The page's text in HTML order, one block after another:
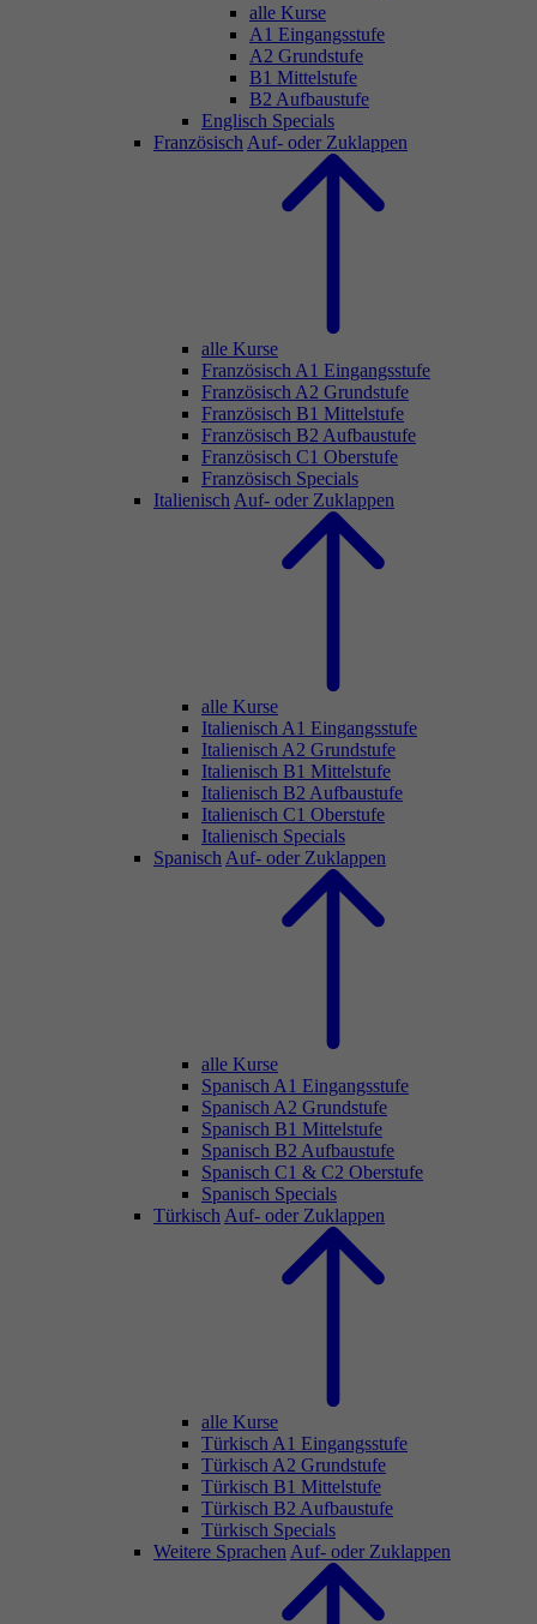
alle Kurse
A1 Eingangsstufe
A2 Grundstufe
B1 Mittelstufe
B2 Aufbaustufe
Englisch Specials
Französisch Auf- oder Zuklappen
alle Kurse
Französisch A1 Eingangsstufe
Französisch A2 Grundstufe
Französisch B1 Mittelstufe
Französisch B2 Aufbaustufe
Französisch C1 Oberstufe
Französisch Specials
Italienisch Auf- oder Zuklappen
alle Kurse
Italienisch A1 Eingangsstufe
Italienisch A2 Grundstufe
Italienisch B1 Mittelstufe
Italienisch B2 Aufbaustufe
Italienisch C1 Oberstufe
Italienisch Specials
Spanisch Auf- oder Zuklappen
alle Kurse
Spanisch A1 Eingangsstufe
Spanisch A2 Grundstufe
Spanisch B1 Mittelstufe
Spanisch B2 Aufbaustufe
Spanisch C1 & C2 Oberstufe
Spanisch Specials
Türkisch Auf- oder Zuklappen
alle Kurse
Türkisch A1 Eingangsstufe
Türkisch A2 Grundstufe
Türkisch B1 Mittelstufe
Türkisch B2 Aufbaustufe
Türkisch Specials
Weitere Sprachen Auf- oder Zuklappen